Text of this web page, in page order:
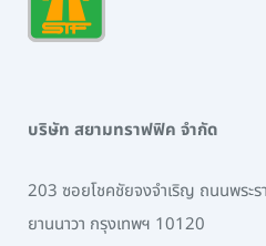
บริษัท สยามทราฟฟิค จำกัด
203 ซอยโชคชัยจงจำเริญ ถนนพระ
ยานนาวา กรุงเทพฯ 10120